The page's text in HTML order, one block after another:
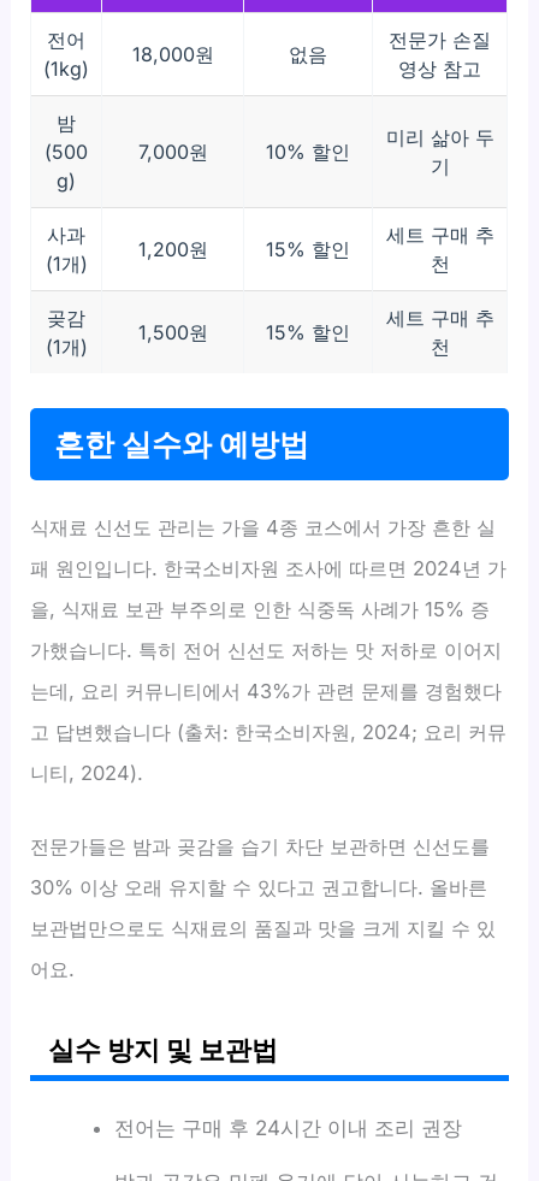
전어
(1kg)
18,000원 없음
전문가 손질
영상 참고
밤
(500
g)
7,000원 10% 할인
미리 삶아 두
기
사과
(1개)
1,200원 15% 할인
세트 구매 추
천
곶감
(1개)
1,500원 15% 할인
세트 구매 추
천
흔한 실수와 예방법
식재료 신선도 관리는 가을 4종 코스에서 가장 흔한 실
패 원인입니다. 한국소비자원 조사에 따르면 2024년 가
을, 식재료 보관 부주의로 인한 식중독 사례가 15% 증
가했습니다. 특히 전어 신선도 저하는 맛 저하로 이어지
는데, 요리 커뮤니티에서 43%가 관련 문제를 경험했다
고 답변했습니다 (출처: 한국소비자원, 2024; 요리 커뮤
니티, 2024).
전문가들은 밤과 곶감을 습기 차단 보관하면 신선도를
30% 이상 오래 유지할 수 있다고 권고합니다. 올바른
보관법만으로도 식재료의 품질과 맛을 크게 지킬 수 있
어요.
실수 방지 및 보관법
전어는 구매 후 24시간 이내 조리 권장